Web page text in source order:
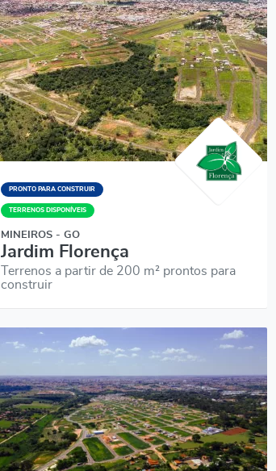
PRONTO PARA CONSTRUIR
TERRENOS DISPONÍVEIS
MINEIROS - GO
Jardim Florença
Terrenos a partir de 200 m² prontos para
construir